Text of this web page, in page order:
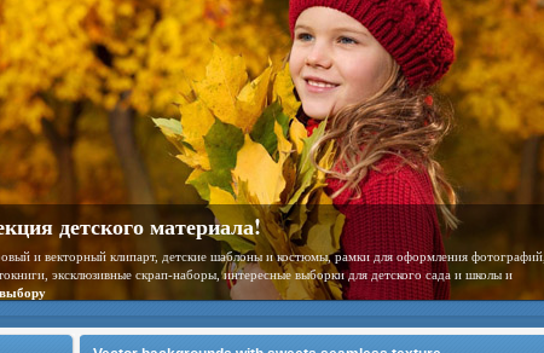
детского материала!
и векторный клипарт, детские шаблоны и костюмы, рамки для оформления фотографий,
эксклюзивные скрап-наборы, интересные выборки для детского сада и школы и